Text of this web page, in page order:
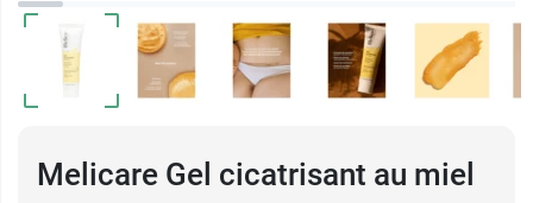
Melicare Gel cicatrisant au miel